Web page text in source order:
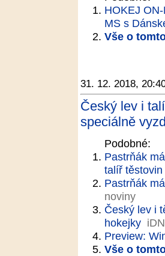
HOKEJ
MS s
Vše o
31. 12. 2018,
Český lev i
speciálně
Podobné:
Pastrňák
talíř těstovin
Pastrňák
noviny
Český lev i
hokejky
Preview:
Vše o